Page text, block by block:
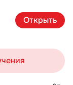
Открыть